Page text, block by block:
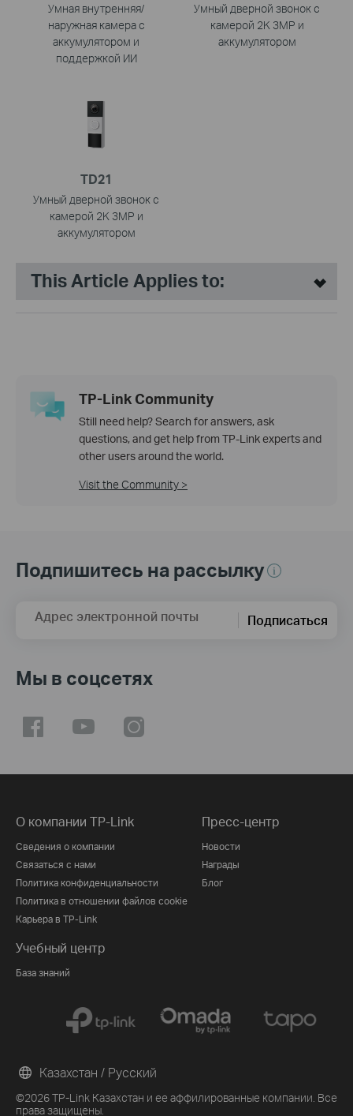
Умная внутренняя/
наружная камера с
аккумулятором и
поддержкой ИИ
Умный дверной звонок с
камерой 2K 3MP и
аккумулятором
TD21
Умный дверной звонок с
камерой 2K 3MP и
аккумулятором
This Article Applies to:
TP-Link Community
Still need help? Search for answers, ask
questions, and get help from TP-Link experts and
other users around the world.
Visit the Community >
Подпишитесь на рассылку
Адрес электронной почты Подписаться
Мы в соцсетях
О компании TP-Link
Сведения о компании
Связаться с нами
Политика конфиденциальности
Политика в отношении файлов cookie
Карьера в TP-Link
Пресс-центр
Новости
Награды
Блог
Учебный центр
База знаний
©2026 TP-Link Казахстан и ее аффилированные компании. Все
права защищены.
Казахстан / Русский